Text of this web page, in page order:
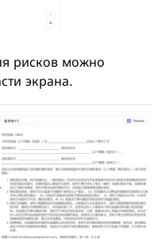
рисков можно
экрана.